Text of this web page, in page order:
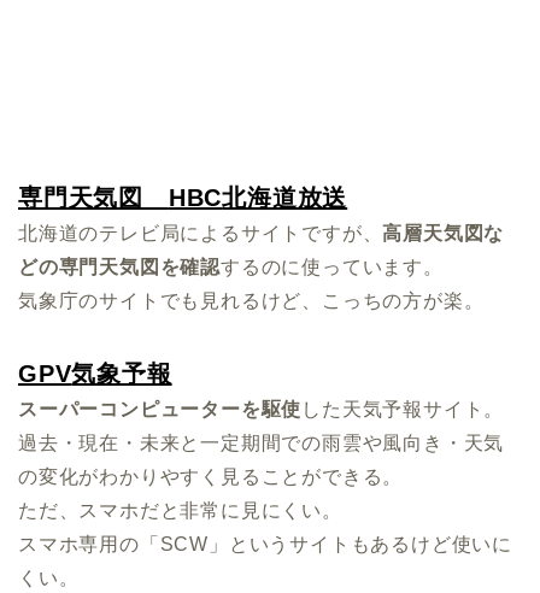
専門天気図 HBC北海道放送
北海道のテレビ局によるサイトですが、 高層天気図な
どの専門天気図を確認するのに使っています。
気象庁のサイトでも見れるけど、こっちの方が楽。
GPV気象予報
スーパーコンピューターを駆使 した天気予報サイト。
過去・現在・未来と一定期間での雨雲や風向き・天気
の変化がわかりやすく見ることができる。
ただ、スマホだと非常に見にくい。
スマホ専用の「 SCW 」というサイトもあるけど使いに
くい。